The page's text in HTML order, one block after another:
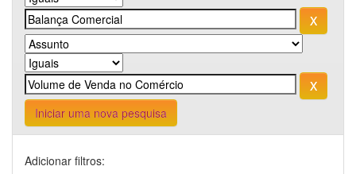
Iniciar uma nova pesquisa
Adicionar filtros: